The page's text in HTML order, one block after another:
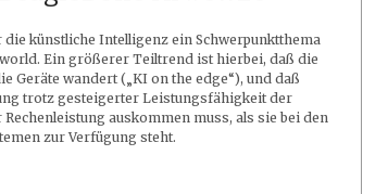
künstliche Intelligenz ein Schwerpunktthema
Ein größerer Teiltrend ist hierbei, daß die
Geräte wandert („KI on the edge“), und daß
trotz gesteigerter Leistungsfähigkeit der
auskommen muss, als sie bei den
zur Verfügung steht.